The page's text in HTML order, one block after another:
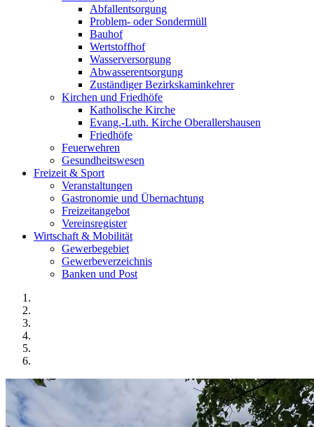
Abfallentsorgung
Problem- oder Sondermüll
Bauhof
Wertstoffhof
Wasserversorgung
Abwasserentsorgung
Zuständiger Bezirkskaminkehrer
Kirchen und Friedhöfe
Katholische Kirche
Evang.-Luth. Kirche Oberallershausen
Friedhöfe
Feuerwehren
Gesundheitswesen
Freizeit & Sport
Veranstaltungen
Gastronomie und Übernachtung
Freizeitangebot
Vereinsregister
Wirtschaft & Mobilität
Gewerbegebiet
Gewerbeverzeichnis
Banken und Post